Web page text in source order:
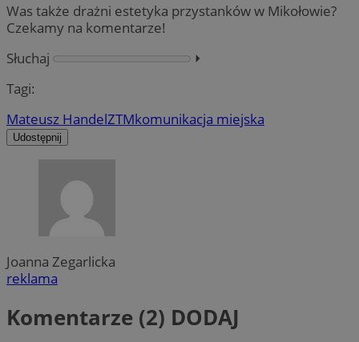
Was także drażni estetyka przystanków w Mikołowie?
Czekamy na komentarze!
Słuchaj
⏵︎
Tagi:
Mateusz HandelZTMkomunikacja miejska
Udostępnij
Joanna Zegarlicka
reklama
Komentarze (2) DODAJ